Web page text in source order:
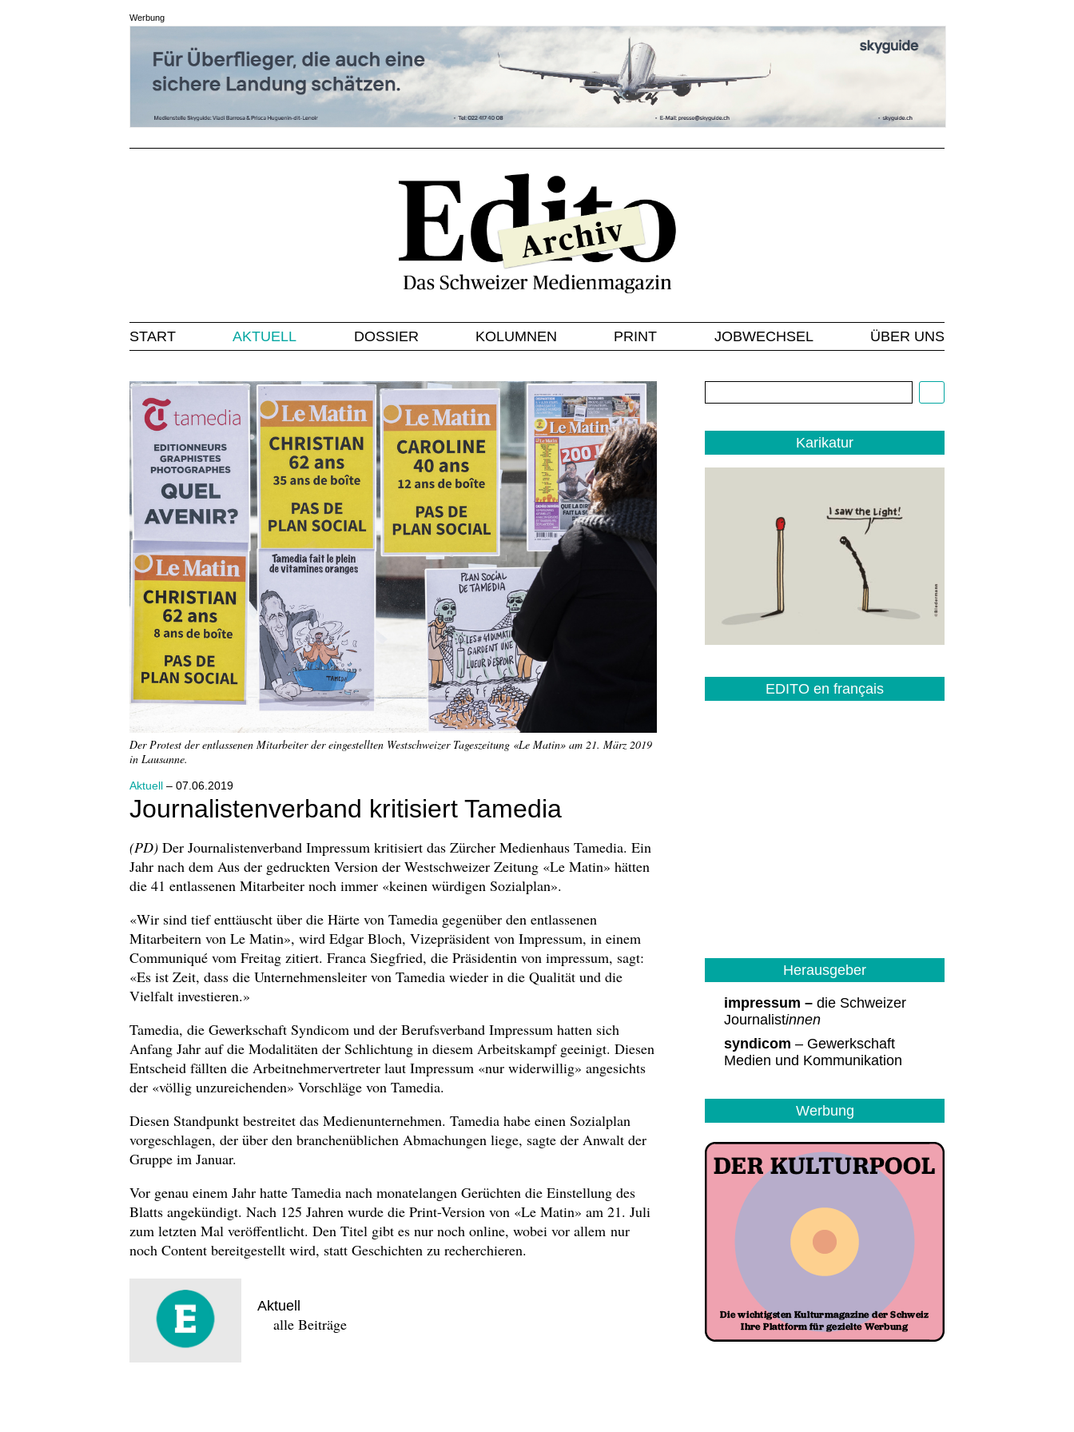
Werbung
START AKTUELL DOSSIER KOLUMNEN PRINT JOBWECHSEL ÜBER UNS
Der Protest der entlassenen Mitarbeiter der eingestellten Westschweizer Tageszeitung «Le Matin» am 21. März 2019
in Lausanne.
Aktuell – 07.06.2019
Journalistenverband kritisiert Tamedia
(PD) Der Journalistenverband Impressum kritisiert das Zürcher Medienhaus Tamedia. Ein
Jahr nach dem Aus der gedruckten Version der Westschweizer Zeitung «Le Matin» hätten
die 41 entlassenen Mitarbeiter noch immer «keinen würdigen Sozialplan».
«Wir sind tief enttäuscht über die Härte von Tamedia gegenüber den entlassenen
Mitarbeitern von Le Matin», wird Edgar Bloch, Vizepräsident von Impressum, in einem
Communiqué vom Freitag zitiert. Franca Siegfried, die Präsidentin von impressum, sagt:
«Es ist Zeit, dass die Unternehmensleiter von Tamedia wieder in die Qualität und die
Vielfalt investieren.»
Tamedia, die Gewerkschaft Syndicom und der Berufsverband Impressum hatten sich
Anfang Jahr auf die Modalitäten der Schlichtung in diesem Arbeitskampf geeinigt. Diesen
Entscheid fällten die Arbeitnehmervertreter laut Impressum «nur widerwillig» angesichts
der «völlig unzureichenden» Vorschläge von Tamedia.
Diesen Standpunkt bestreitet das Medienunternehmen. Tamedia habe einen Sozialplan
vorgeschlagen, der über den branchenüblichen Abmachungen liege, sagte der Anwalt der
Gruppe im Januar.
Vor genau einem Jahr hatte Tamedia nach monatelangen Gerüchten die Einstellung des
Blatts angekündigt. Nach 125 Jahren wurde die Print-Version von «Le Matin» am 21. Juli
zum letzten Mal veröffentlicht. Den Titel gibt es nur noch online, wobei vor allem nur
noch Content bereitgestellt wird, statt Geschichten zu recherchieren.
Aktuell
alle Beiträge
Karikatur
EDITO en français
Herausgeber
impressum – die Schweizer
Journalistinnen
syndicom – Gewerkschaft
Medien und Kommunikation
Werbung